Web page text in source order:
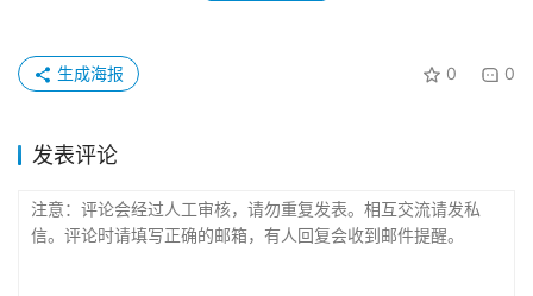
0 0
生成海报
发表评论